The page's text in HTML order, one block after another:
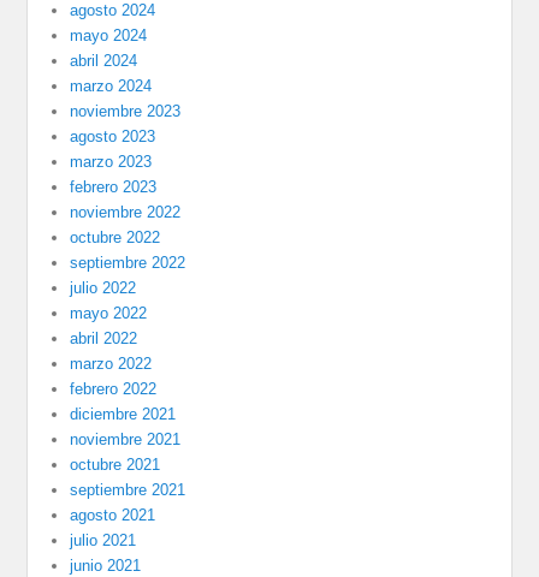
agosto 2024
mayo 2024
abril 2024
marzo 2024
noviembre 2023
agosto 2023
marzo 2023
febrero 2023
noviembre 2022
octubre 2022
septiembre 2022
julio 2022
mayo 2022
abril 2022
marzo 2022
febrero 2022
diciembre 2021
noviembre 2021
octubre 2021
septiembre 2021
agosto 2021
julio 2021
junio 2021